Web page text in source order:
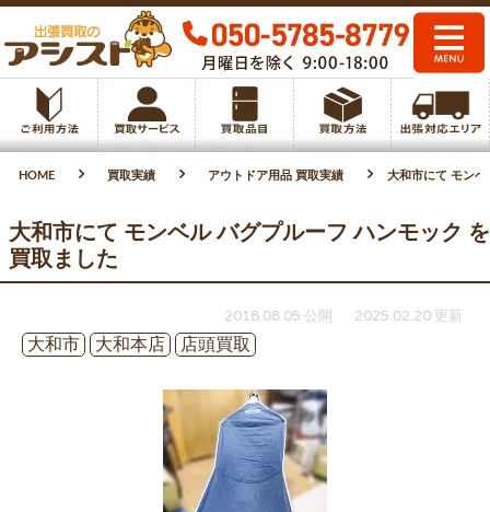
HOME 買取実績 アウトドア用品 買取実績 大和市にて モン
大和市にて モンベル バグプルーフ ハンモック を
買取ました
2018.08.05 公開
2025.02.20 更新
大和市
大和本店 店頭買取